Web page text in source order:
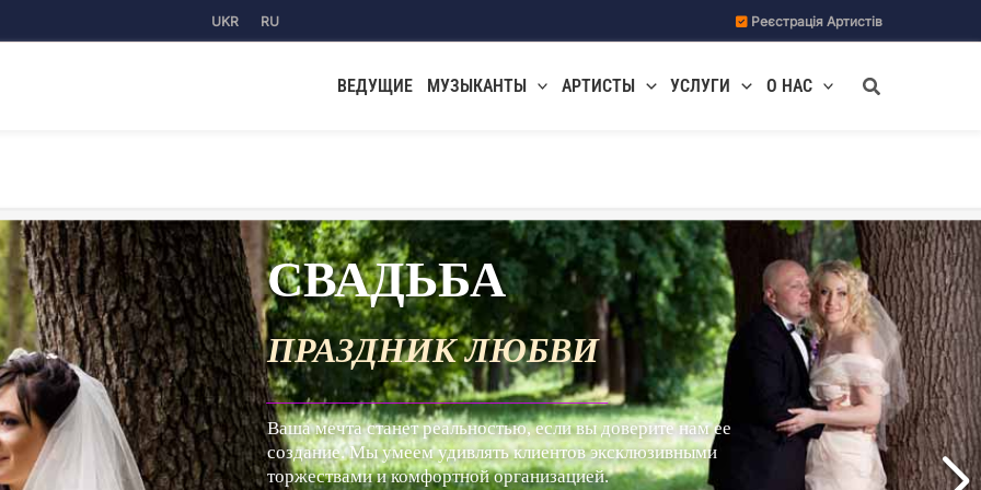
UKR RU Реєстрація Артистів
ВЕДУЩИЕ МУЗЫКАНТЫ АРТИСТЫ УСЛУГИ О НАС Поиск
если вы доверите нам ее
эксклюзивными